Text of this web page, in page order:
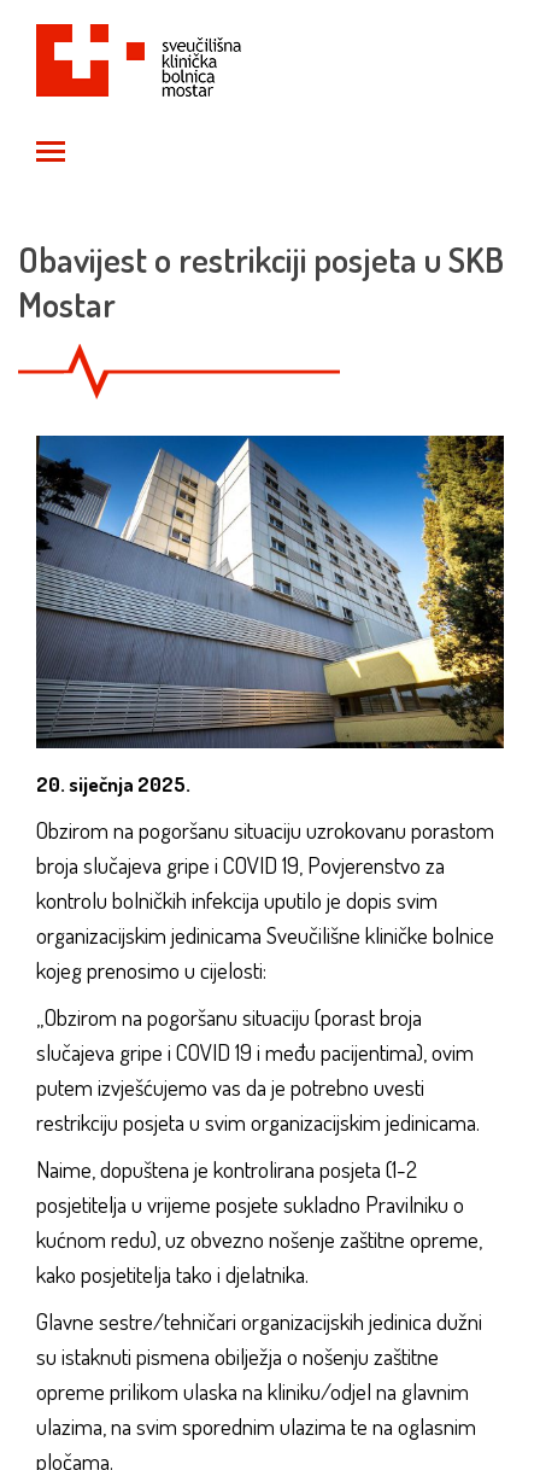
Obavijest o restrikciji posjeta u SKB
Mostar
20. siječnja 2025.
Obzirom na pogoršanu situaciju uzrokovanu porastom
broja slučajeva gripe i COVID 19, Povjerenstvo za
kontrolu bolničkih infekcija uputilo je dopis svim
organizacijskim jedinicama Sveučilišne kliničke bolnice
kojeg prenosimo u cijelosti:
„Obzirom na pogoršanu situaciju (porast broja
slučajeva gripe i COVID 19 i među pacijentima), ovim
putem izvješćujemo vas da je potrebno uvesti
restrikciju posjeta u svim organizacijskim jedinicama.
Naime, dopuštena je kontrolirana posjeta (1-2
posjetitelja u vrijeme posjete sukladno Pravilniku o
kućnom redu), uz obvezno nošenje zaštitne opreme,
kako posjetitelja tako i djelatnika.
Glavne sestre/tehničari organizacijskih jedinica dužni
su istaknuti pismena obilježja o nošenju zaštitne
opreme prilikom ulaska na kliniku/odjel na glavnim
ulazima, na svim sporednim ulazima te na oglasnim
pločama.